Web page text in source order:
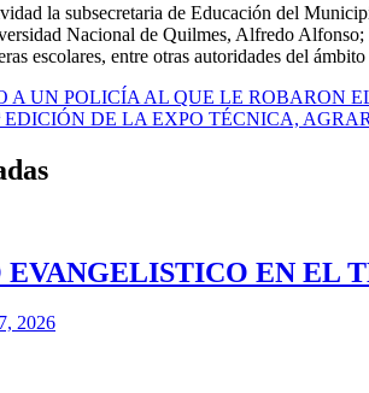
la subsecretaria de Educación del
Nacional de Quilmes, Alfredo
escolares, entre otras autoridades del
A UN POLICÍA AL QUE LE ROBARON
DE LA EXPO TÉCNICA,
EVANGELISTICO EN EL
2026